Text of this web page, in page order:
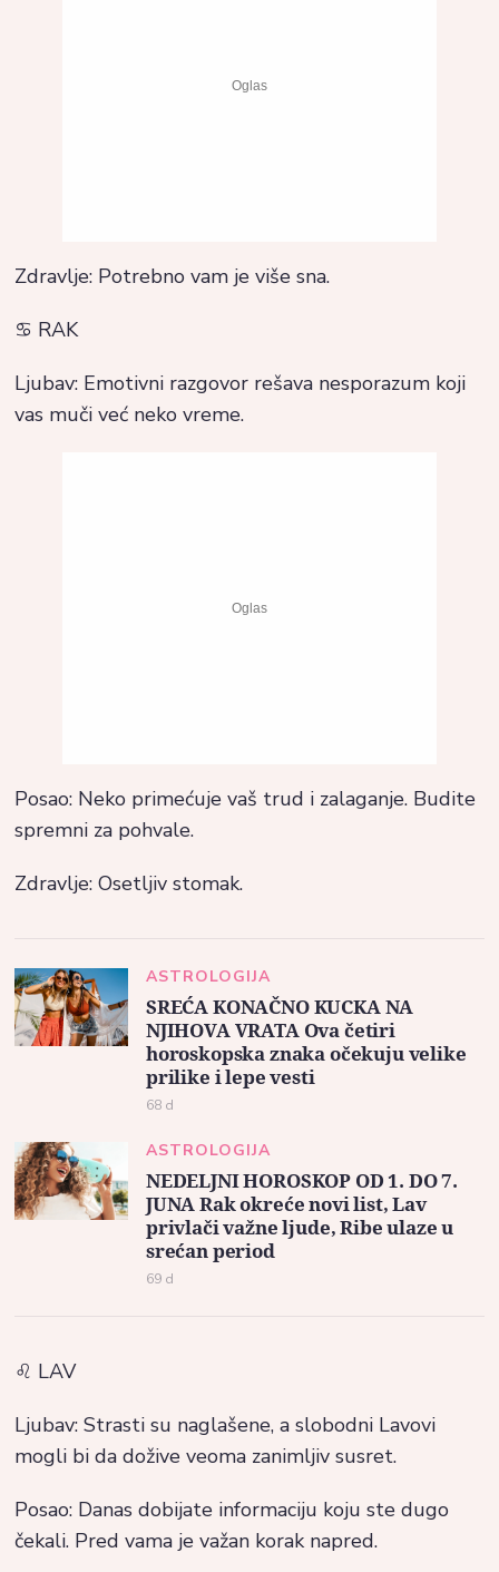
Zdravlje: Potrebno vam je više sna.
♋ RAK
Ljubav: Emotivni razgovor rešava nesporazum koji
vas muči već neko vreme.
Posao: Neko primećuje vaš trud i zalaganje. Budite
spremni za pohvale.
Zdravlje: Osetljiv stomak.
ASTROLOGIJA
SREĆA KONAČNO KUCKA NA
NJIHOVA VRATA Ova četiri
horoskopska znaka očekuju velike
prilike i lepe vesti
68 d
ASTROLOGIJA
NEDELJNI HOROSKOP OD 1. DO 7.
JUNA Rak okreće novi list, Lav
privlači važne ljude, Ribe ulaze u
srećan period
69 d
♌ LAV
Ljubav: Strasti su naglašene, a slobodni Lavovi
mogli bi da dožive veoma zanimljiv susret.
Posao: Danas dobijate informaciju koju ste dugo
čekali. Pred vama je važan korak napred.